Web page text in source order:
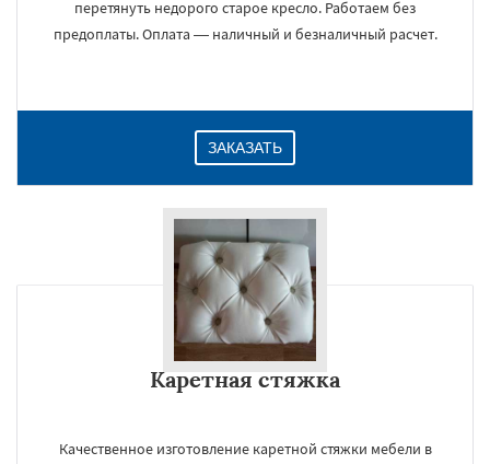
перетянуть недорого старое кресло. Работаем без
предоплаты. Оплата — наличный и безналичный расчет.
ЗАКАЗАТЬ
Каретная стяжка
Качественное изготовление каретной стяжки мебели в